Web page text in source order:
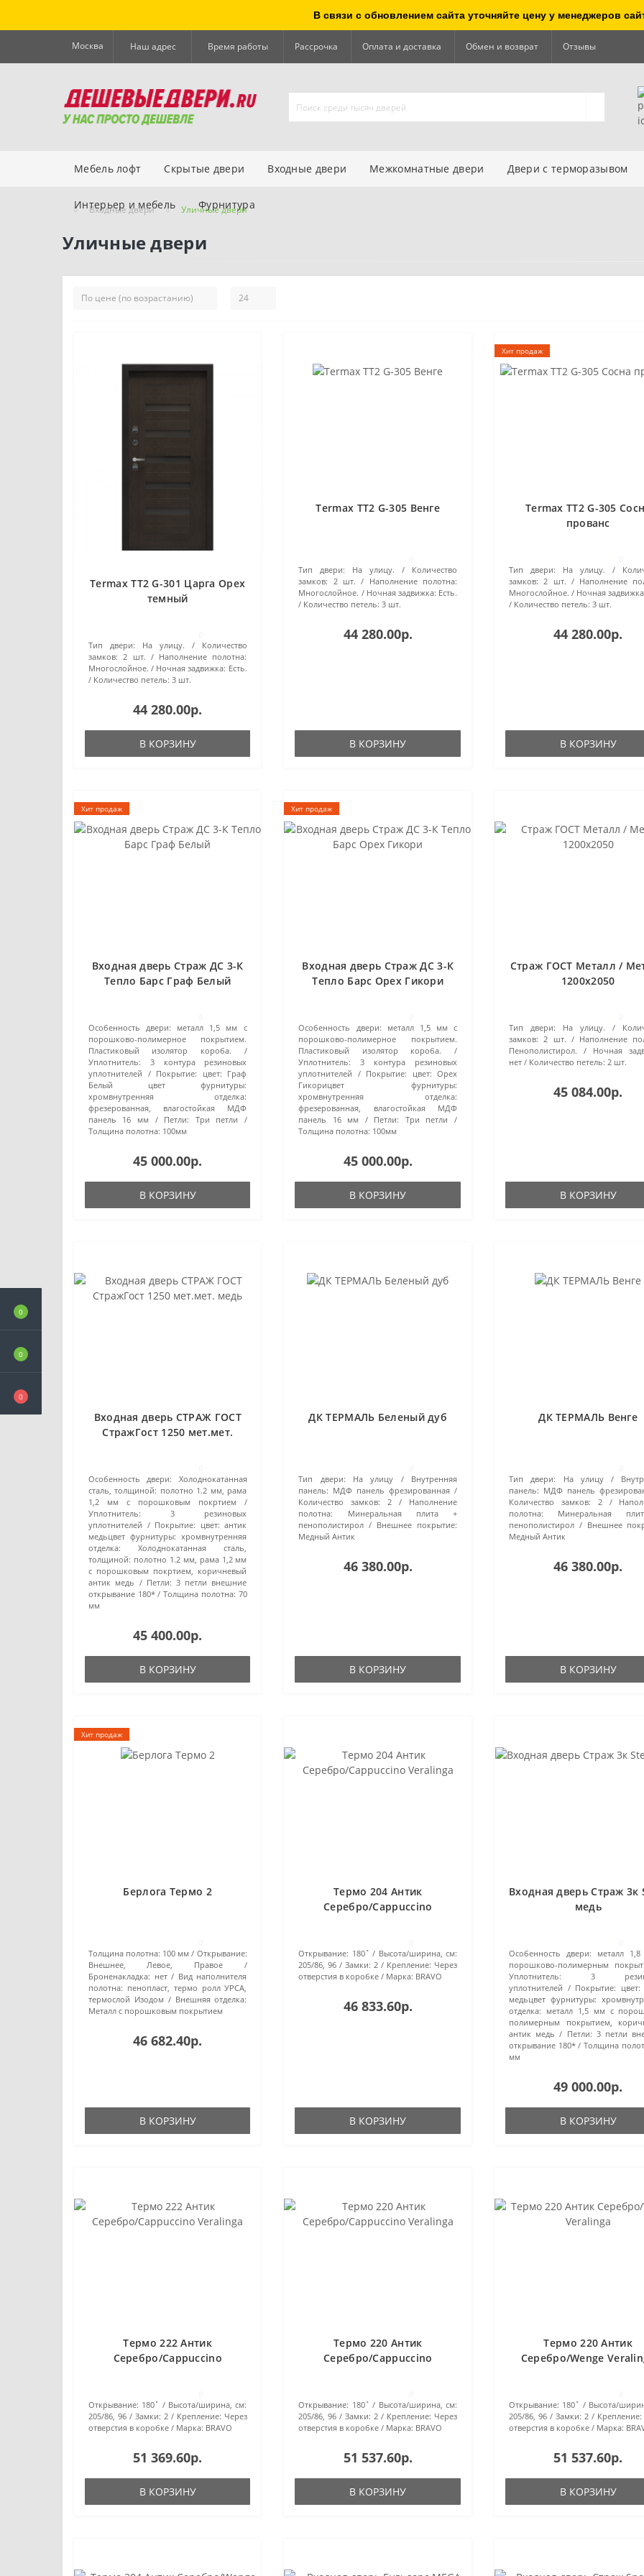
В связи с обновлением сайта уточняйте цену у менеджеров
0
0
0
Москва Наш адрес Время работы Рассрочка Оплата и доставка Обмен и возврат Отзывы
Мебель лофт Скрытые двери Входные двери Межкомнатные двери Двери с терморазывом
Интерьер и мебель Фурнитура
Входные двери Уличные двери
Уличные двери
Termax TT2 G-301 Царга Орех
темный
Тип двери:
На улицу.
Количество
замков: 2 шт.
Наполнение полотна:
Многослойное.
Ночная задвижка: Есть.
Количество петель: 3 шт.
44 280.00р.
В КОРЗИНУ
Termax TT2 G-305 Венге
Тип двери:
На улицу.
Количество
замков: 2 шт.
Наполнение полотна:
Многослойное.
Ночная задвижка: Есть.
Количество петель: 3 шт.
44 280.00р.
В КОРЗИНУ
Хит продаж
Termax TT2 G-305
прованс
Тип двери:
На улицу.
замков: 2 шт.
Наполнение
Многослойное.
Ночная
Количество петель: 3 шт.
44 280.00р.
В КОРЗИНУ
Хит продаж
Входная дверь Страж ДС 3-К
Тепло Барс Граф Белый
Особенность двери:
металл 1,5 мм с
порошково-полимерное покрытием.
Пластиковый изолятор короба.
Уплотнитель:
3 контура резиновых
уплотнителей
Покрытие:
цвет: Граф
Белый цвет фурнитуры:
хромвнутренняя отделка:
фрезерованная, влагостойкая МДФ
панель 16 мм
Петли:
Три петли
Толщина полотна: 100мм
45 000.00р.
В КОРЗИНУ
Хит продаж
Входная дверь Страж ДС 3-К
Тепло Барс Орех Гикори
Особенность двери:
металл 1,5 мм с
порошково-полимерное покрытием.
Пластиковый изолятор короба.
Уплотнитель:
3 контура резиновых
уплотнителей
Покрытие:
цвет: Орех
Гикорицвет фурнитуры:
хромвнутренняя отделка:
фрезерованная, влагостойкая МДФ
панель 16 мм
Петли:
Три петли
Толщина полотна: 100мм
45 000.00р.
В КОРЗИНУ
Страж ГОСТ Металл /
1200х2050
Тип двери:
На улицу.
замков: 2 шт.
Наполнение
Пенополистирол.
Ночная
нет
Количество петель: 2 шт.
45 084.00р.
В КОРЗИНУ
Входная дверь СТРАЖ ГОСТ
СтражГост 1250 мет.мет.
Особенность двери:
Холоднокатанная
сталь, толщиной: полотно 1.2 мм, рама
1,2 мм c порошковым покртием
Уплотнитель:
3 резиновых
уплотнителей
Покрытие: цвет: антик
медьцвет фурнитуры: хромвнутренняя
отделка: Холоднокатанная сталь,
толщиной: полотно 1.2 мм, рама 1,2 мм
c порошковым покртием, коричневый
антик медь
Петли: 3 петли внешние
открывание 180*
Толщина полотна: 70
мм
45 400.00р.
В КОРЗИНУ
ДК ТЕРМАЛЬ Беленый дуб
Тип двери:
На улицу
Внутренняя
панель: МДФ панель фрезированная
Количество замков:
2
Наполнение
полотна:
Минеральная плита +
пенополистирол
Внешнее покрытие:
Медный Антик
46 380.00р.
В КОРЗИНУ
ДК ТЕРМАЛЬ Венге
Тип двери:
На улицу
панель: МДФ панель
Количество замков:
2
полотна:
Минеральная
пенополистирол
Внешнее
Медный Антик
46 380.00р.
В КОРЗИНУ
Хит продаж
Берлога Термо 2
Толщина полотна: 100 мм
Открывание:
Внешнее, Левое, Правое
Броненакладка: нет
Вид наполнителя
полотна: пенопласт, термо ролл УРСА,
термослой Изодом
Внешняя отделка:
Металл с порошковым покрытием
46 682.40р.
В КОРЗИНУ
Термо 204 Антик
Серебро/Cappuccino
Открывание: 180˚
Высота/ширина, см:
205/86, 96
Замки: 2 Крепление: Через
отверстия в коробке
Марка: BRAVO
46 833.60р.
В КОРЗИНУ
Входная дверь Страж 3к
медь
Особенность двери:
металл
порошково-полимерным
Уплотнитель:
3
уплотнителей
Покрытие:
медьцвет фурнитуры:
отделка: металл 1,5 мм с
полимерным покрытием,
антик медь
Петли: 3 петли
открывание 180*
Толщина
мм
49 000.00р.
В КОРЗИНУ
Термо 222 Антик
Серебро/Cappuccino
Открывание: 180˚
Высота/ширина, см:
205/86, 96
Замки: 2 Крепление: Через
отверстия в коробке
Марка: BRAVO
51 369.60р.
В КОРЗИНУ
Термо 220 Антик
Серебро/Cappuccino
Открывание: 180˚
Высота/ширина, см:
205/86, 96
Замки: 2 Крепление: Через
отверстия в коробке
Марка: BRAVO
51 537.60р.
В КОРЗИНУ
Термо 220 Антик
Серебро/Wenge
Открывание: 180˚
Высота/
205/86, 96
Замки: 2
Крепление:
отверстия в коробке
Марка:
51 537.60р.
В КОРЗИНУ